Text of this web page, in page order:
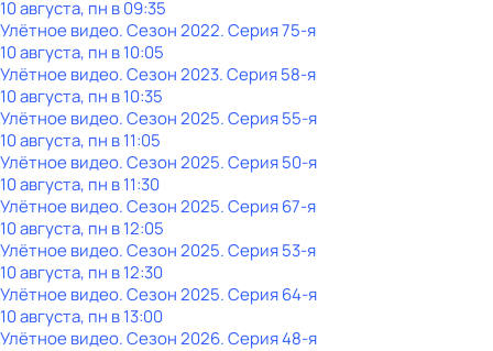
10 августа, пн в 09:35
Улётное видео. Сезон 2022. Серия 75-я
10 августа, пн в 10:05
Улётное видео. Сезон 2023. Серия 58-я
10 августа, пн в 10:35
Улётное видео. Сезон 2025. Серия 55-я
10 августа, пн в 11:05
Улётное видео. Сезон 2025. Серия 50-я
10 августа, пн в 11:30
Улётное видео. Сезон 2025. Серия 67-я
10 августа, пн в 12:05
Улётное видео. Сезон 2025. Серия 53-я
10 августа, пн в 12:30
Улётное видео. Сезон 2025. Серия 64-я
10 августа, пн в 13:00
Улётное видео. Сезон 2026. Серия 48-я